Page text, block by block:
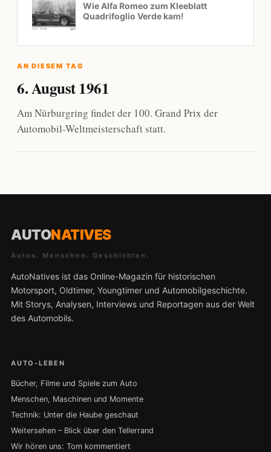
Wie Alfa Romeo zum Kleeblatt
Quadrifoglio Verde kam!
AN DIESEM TAG
6. August 1961
Am Nürburgring findet der 100. Grand Prix der
Automobil-Weltmeisterschaft statt.
AUTONATIVES
Autos. Menschen. Geschichten.
AutoNatives ist das Online-Magazin für historischen
Motorsport, Oldtimer, Youngtimer und Automobilgeschichte.
Mit Storys, Analysen, Interviews und Reportagen aus der Welt
des Automobils.
AUTO-LEBEN
Bücher, Filme und Spiele zum Auto
Menschen, Maschinen und Momente
Technik: Unter die Haube geschaut
Weitersehen – Blick über den Tellerrand
Wir hören uns: Tom kommentiert